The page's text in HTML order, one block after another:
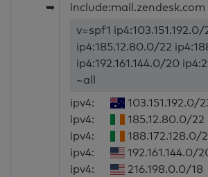
➥
include:mail.zendesk.com
v=spf1 ip4:103.151.192.0/
ip4:185.12.80.0/22
ip4:192.161.144.0/20
~all
ipv4:
103.151.192.0/
ipv4:
185.12.80.0/22
ipv4:
188.172.128.0/
ipv4:
192.161.144.0/
ipv4:
216.198.0.0/18